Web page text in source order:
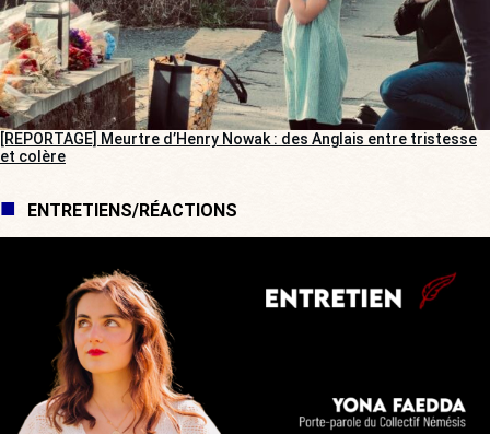
[REPORTAGE] Meurtre d’Henry Nowak : des Anglais entre tristesse
et colère
ENTRETIENS/RÉACTIONS